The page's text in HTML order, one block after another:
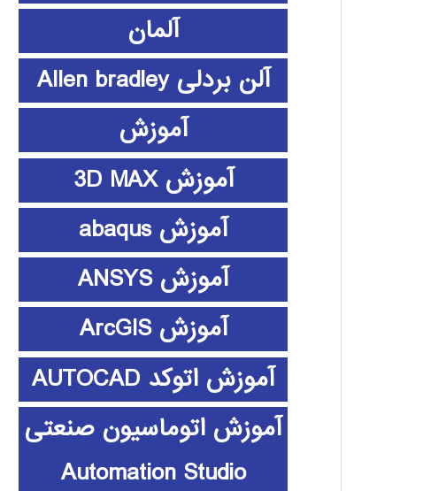
آلمان
آلن بردلی Allen bradley
آموزش
آموزش 3D MAX
آموزش abaqus
آموزش ANSYS
آموزش ArcGIS
آموزش اتوکد AUTOCAD
آموزش اتوماسیون صنعتی
Automation Studio